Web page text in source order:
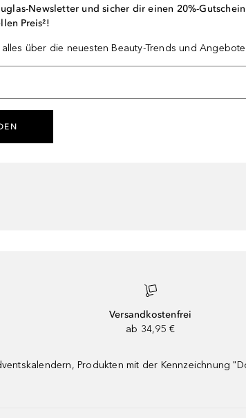
Newsletter und sicher dir einen 20%-
Preis²!
über die neuesten Beauty-Trends und
Versandkostenfrei
ab 34,95 €
Produkten mit der Kennzeichnung